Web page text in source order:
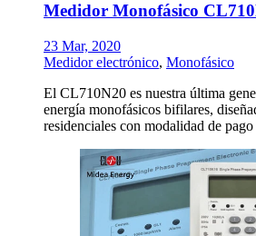
Medidor Monofásico
23 Mar, 2020
Medidor electrónico, Monofásico
El CL710N20 es nuestra última
energía monofásicos bifilares,
residenciales con modalidad de